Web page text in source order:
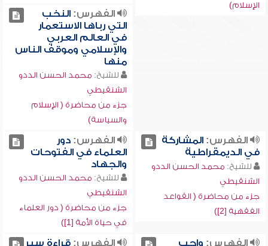
الإسلام)
الفهرس:النخب
التي رباها الاستعمار
في العالم العربي
والإسلامي وموقف الناس
منها
للشيخ: محمد الحسن الددو
الشنقيطي
جزء من محاضرة ( الإسلام
والسياسة)
الفهرس:المشاركة
في الديمقراطية
للشيخ: محمد الحسن الددو
الشنقيطي
جزء من محاضرة ( القواعد
الفقهية [2])
الفهرس:دور
العلماء في الفتوحات
والجهاد
للشيخ: محمد الحسن الددو
الشنقيطي
جزء من محاضرة ( دور العلماء
في حياة الأمة [1])
الفهرس: واجب
الفهرس:قراءة سير